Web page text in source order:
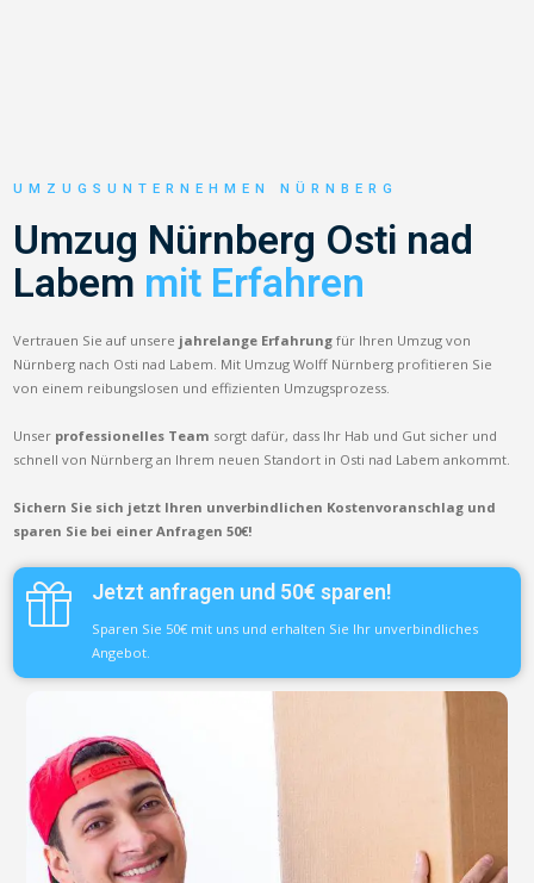
UMZUGSUNTERNEHMEN NÜRNBERG
Umzug Nürnberg Osti nad
Labem mit Erfahren
Vertrauen Sie auf unsere jahrelange Erfahrung für Ihren Umzug von
Nürnberg nach Osti nad Labem. Mit Umzug Wolff Nürnberg profitieren Sie
von einem reibungslosen und effizienten Umzugsprozess.
Unser professionelles Team sorgt dafür, dass Ihr Hab und Gut sicher und
schnell von Nürnberg an Ihrem neuen Standort in Osti nad Labem ankommt.
Sichern Sie sich jetzt Ihren unverbindlichen Kostenvoranschlag und
sparen Sie bei einer Anfragen 50€!
Jetzt anfragen und 50€ sparen!
Sparen Sie 50€ mit uns und erhalten Sie Ihr unverbindliches
Angebot.